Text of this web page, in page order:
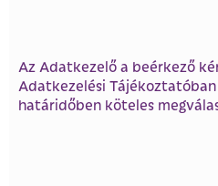
Az Adatkezelő a beérkező
Adatkezelési
határidőben köteles